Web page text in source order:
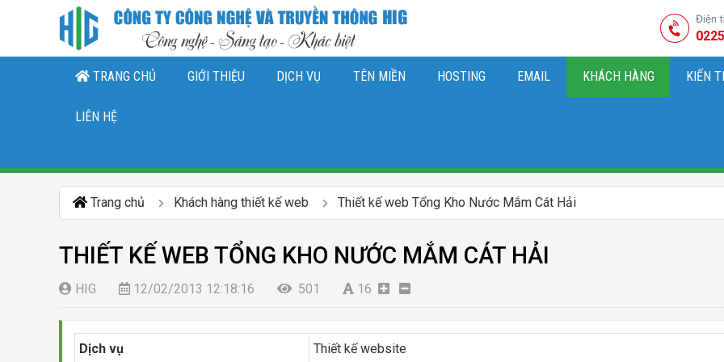
Điện
TRANG CHỦ GIỚI THIỆU DỊCH VỤ TÊN MIỀN HOSTING EMAIL KHÁCH HÀNG KIẾN
LIÊN HỆ
Trang chủ Khách hàng thiết kế web Thiết kế web Tổng Kho Nước Mắm Cát Hải
THIẾT KẾ WEB TỔNG KHO NƯỚC MẮM CÁT HẢI
HIG 12/02/2013 12:18:16 501 16
Dịch vụ Thiết kế website